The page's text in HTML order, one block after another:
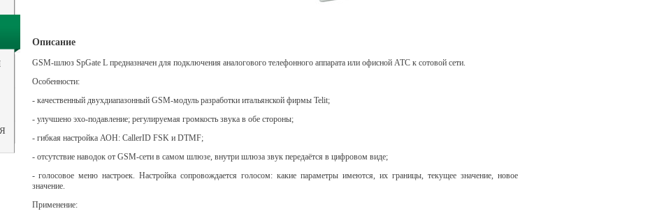
Описание
GSM-шлюз SpGate L предназначен для подключения аналогового телефонного аппарата или офисной АТС к сотовой сети.
Особенности:
- качественный двухдиапазонный GSM-модуль разработки итальянской фирмы Telit;
- улучшено эхо-подавление; регулируемая громкость звука в обе стороны;
- гибкая настройка АОН: CallerID FSK и DTMF;
- отсутствие наводок от GSM-сети в самом шлюзе, внутри шлюза звук передаётся в цифровом виде;
- голосовое меню настроек. Настройка сопровождается голосом: какие параметры имеются, их границы, текущее значение, новое
значение.
Применение: